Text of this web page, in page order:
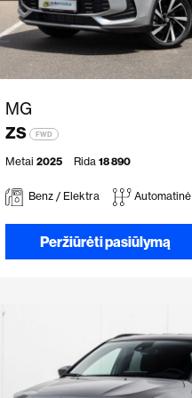
MG
ZS
FWD
Metai 2025 Rida 18 890
Benz / Elektra Automatinė
Peržiūrėti pasiūlymą